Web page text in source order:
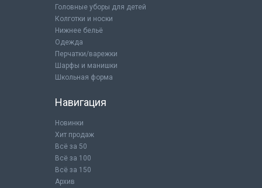
Головные уборы для детей
Колготки и носки
Нижнее бельё
Одежда
Перчатки/варежки
Шарфы и манишки
Школьная форма
Навигация
Новинки
Хит продаж
Всё за 50
Всё за 100
Всё за 150
Архив